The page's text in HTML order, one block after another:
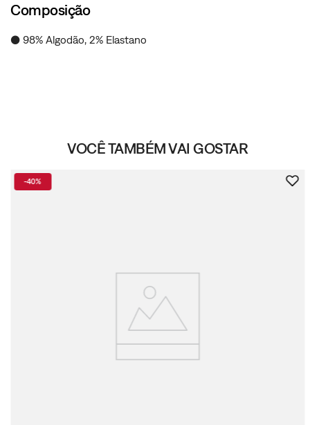
Composição
● 98% Algodão, 2% Elastano
VOCÊ TAMBÉM VAI GOSTAR
-40%